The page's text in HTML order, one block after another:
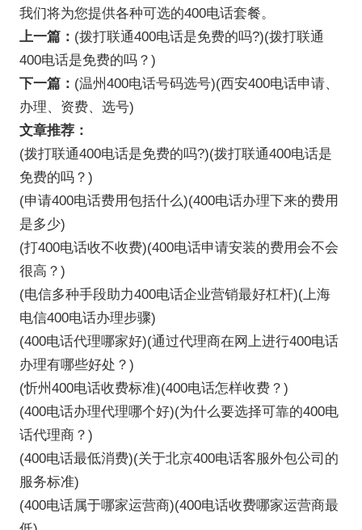
我们将为您提供各种可选的400电话套餐。
上一篇： (拨打联通400电话是免费的吗?)(拨打联通
400电话是免费的吗？)
下一篇： (温州400电话号码选号)(西安400电话申请、
办理、资费、选号)
文章推荐：
(拨打联通400电话是免费的吗?)(拨打联通400电话是
免费的吗？)
(申请400电话费用包括什么)(400电话办理下来的费用
是多少)
(打400电话收不收费)(400电话申请安装的费用会不会
很高？)
(电信多种手段助力400电话企业营销最好杠杆)(上海
电信400电话办理步骤)
(400电话代理哪家好)(通过代理商在网上进行400电话
办理有哪些好处？)
(忻州400电话收费标准)(400电话怎样收费？)
(400电话办理代理哪个好)(为什么要选择可靠的400电
话代理商？)
(400电话最低消费)(关于北京400电话客服外包公司的
服务标准)
(400电话属于哪家运营商)(400电话收费哪家运营商最